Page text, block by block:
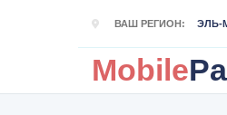
ВАШ РЕГИОН: ЭЛЬ-
Mobile